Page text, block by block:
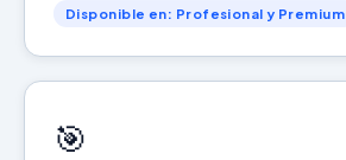
Disponible en: Profesional y Premium
🎯